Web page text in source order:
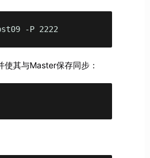
-P 2222
其与Master保存同步：